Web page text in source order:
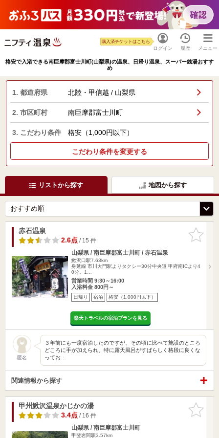
ログイン
購入済チケットはこちら
履歴 メニュー
格安で入浴できる南巨摩郡富士川町(山梨県)の温泉、日帰り温泉、スーパー銭湯おすす
め
1. 都道府県 北陸・甲信越 / 山梨県
2. 市区町村 南巨摩郡富士川町
3. こだわり条件 格安（1,000円以下）
こだわり条件を変更する
リストから探す 地図から探す
お気に入
りに追加
赤石温泉
2.6点/ 15 件
山梨県 / 南巨摩郡富士川町 / 赤石温泉
鰍沢口駅7.63km
身延線 市川大門駅よりタクシー30分中央道 甲府南ICより4
0分。1…
営業時間 9:30～16:00
入浴料金 800円～
日帰り 宿泊 格安（1,000円以下）
楽天トラベルの宿泊プランを見る
匿名
３年前にも一度宿泊したのですが、その頃に比べて施設のところ
どころに手が加えられ、特に露天風呂がすばらしく格段に良くな
ってお…
関連情報から探す
お気に入
りに追加
甲州鰍沢温泉かじかの湯
3.4点/ 16 件
山梨県 / 南巨摩郡富士川町
甲斐岩間駅3.57km